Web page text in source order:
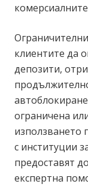
клиентите да
депозити,
ограничена
използването
с институции
предоставят
експертна